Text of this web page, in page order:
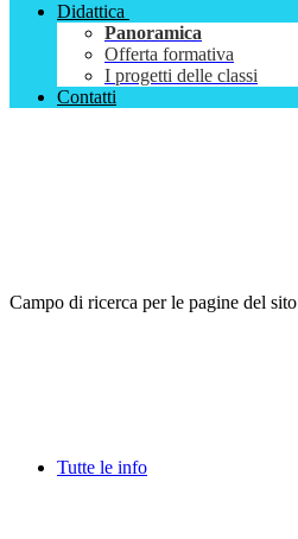
Didattica
Panoramica
Offerta formativa
I progetti delle classi
Contatti
Campo di ricerca per le pagine del sito
Tutte le info